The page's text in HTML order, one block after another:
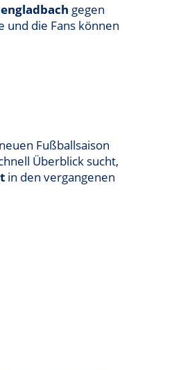
gegen
und die Fans können
Fußballsaison
Überblick sucht,
in den vergangenen